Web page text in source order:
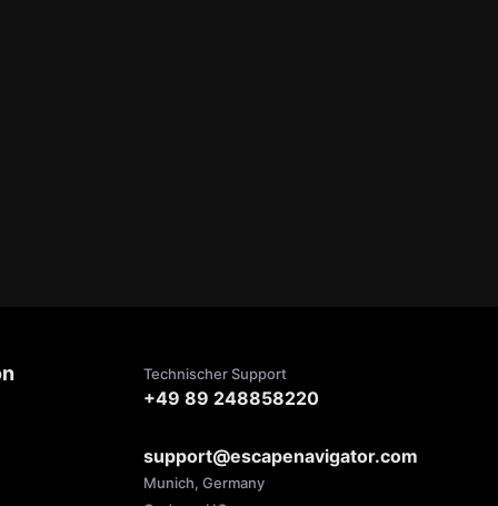
Technischer Support
+49 89 248858220
support@escapenavigator.com
Munich, Germany